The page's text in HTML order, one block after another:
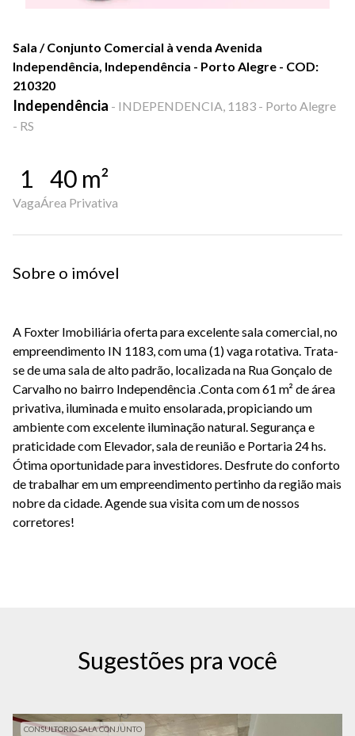
Sala / Conjunto Comercial à venda Avenida
Independência, Independência - Porto Alegre - COD:
210320
Independência - INDEPENDENCIA, 1183 - Porto Alegre
- RS
1
Vaga
40 m²
Área Privativa
Sobre o imóvel
A Foxter Imobiliária oferta para excelente sala comercial, no
empreendimento IN 1183, com uma (1) vaga rotativa. Trata-
se de uma sala de alto padrão, localizada na Rua Gonçalo de
Carvalho no bairro Independência .Conta com 61 m² de área
privativa, iluminada e muito ensolarada, propiciando um
ambiente com excelente iluminação natural. Segurança e
praticidade com Elevador, sala de reunião e Portaria 24 hs.
Ótima oportunidade para investidores. Desfrute do conforto
de trabalhar em um empreendimento pertinho da região mais
nobre da cidade. Agende sua visita com um de nossos
corretores!
Sugestões pra você
CONSULTORIO SALA CONJUNTO